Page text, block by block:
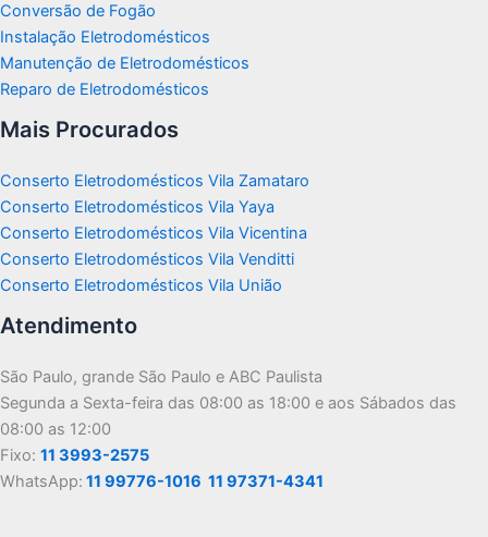
Conversão de Fogão
Instalação Eletrodomésticos
Manutenção de Eletrodomésticos
Reparo de Eletrodomésticos
Mais Procurados
Conserto Eletrodomésticos Vila Zamataro
Conserto Eletrodomésticos Vila Yaya
Conserto Eletrodomésticos Vila Vicentina
Conserto Eletrodomésticos Vila Venditti
Conserto Eletrodomésticos Vila União
Atendimento
São Paulo, grande São Paulo e ABC Paulista
Segunda a Sexta-feira das 08:00 as 18:00 e aos Sábados das
08:00 as 12:00
Fixo: 11 3993-2575
WhatsApp: 11 99776-1016 11 97371-4341